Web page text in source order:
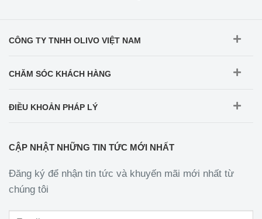
CÔNG TY TNHH OLIVO VIỆT NAM
CHĂM SÓC KHÁCH HÀNG
ĐIỀU KHOẢN PHÁP LÝ
CẬP NHẬT NHỮNG TIN TỨC MỚI NHẤT
Đăng ký để nhận tin tức và khuyến mãi mới nhất từ
chúng tôi